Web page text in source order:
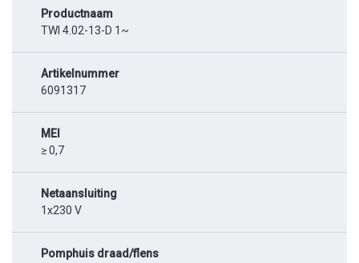
Productnaam
TWI 4.02-13-D 1~
Artikelnummer
6091317
MEI
≥ 0,7
Netaansluiting
1x230 V
Pomphuis draad/flens